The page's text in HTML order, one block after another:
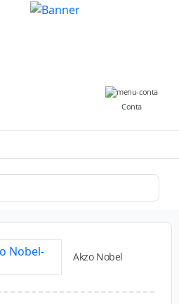
Conta
Akzo Nobel